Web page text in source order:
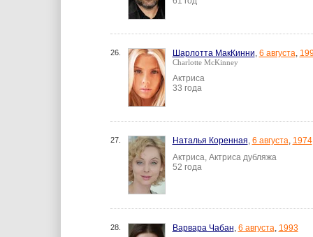
26. Шарлотта МакКинни, 6 августа,
Charlotte McKinney
Актриса
33 года
27. Наталья Коренная, 6 августа, 1974
Актриса, Актриса дубляжа
52 года
28. Варвара Чабан, 6 августа, 1993